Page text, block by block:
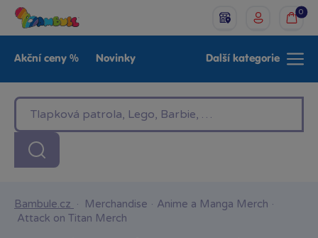
0
Akční ceny % Novinky
LEGO®
Baby Značky
Další kategorie
Bambule.cz · Merchandise · Anime a Manga Merch ·
Attack on Titan Merch